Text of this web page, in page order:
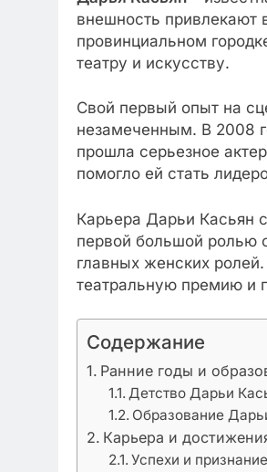
внешность привлекают
провинциальном
театру и искусству.
Свой первый опыт на
незамеченным. В 2008
прошла серьезное
помогло ей стать
Карьера Дарьи Касьян
первой большой ролью
главных женских
театральную премию и
Содержание
Ранние годы и
Детство Дарьи
Образование
Карьера и
Успехи и признание